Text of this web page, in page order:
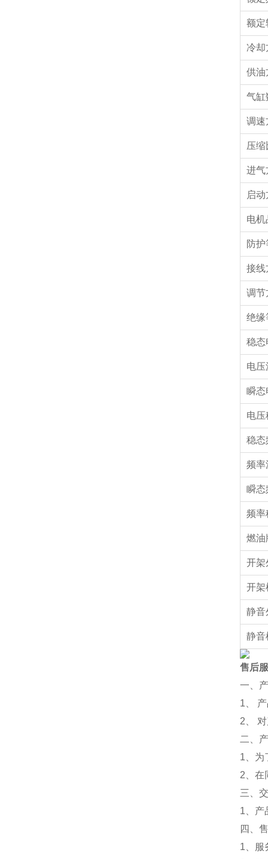
额定
冷却
供油
气缸
调速
压缩
进气
启
电机
防
接线
调节
绝缘
稳态
电压
瞬态
电
稳态
频率
瞬态
频率
燃油
开架
开架
静音
静音
售后
一、
1、
2、
二、
1、为
2、在
三、
1、产
四、
1、服